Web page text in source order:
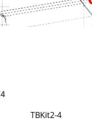
TBKit2-4